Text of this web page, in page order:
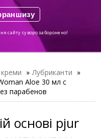
сайту суворо заборонено!
» Лубриканти »
Aloe 30 мл с
парабенов
основі pjur